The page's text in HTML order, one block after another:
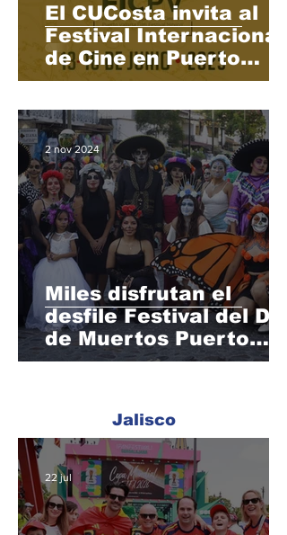
El CUCosta invita al
Festival Internacional
de Cine en Puerto
Vallarta 2025
Miles disfrutan el
desfile Festival del Día
de Muertos Puerto
Vallarta 2024
2 nov 2024
Jalisco
22 jul